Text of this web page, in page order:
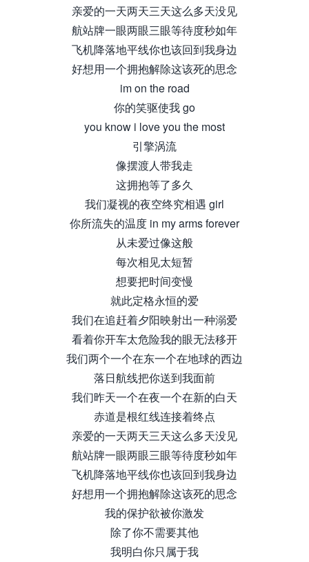
亲爱的一天两天三天这么多天没见
航站牌一眼两眼三眼等待度秒如年
飞机降落地平线你也该回到我身边
好想用一个拥抱解除这该死的思念
im on the road
你的笑驱使我 go
you know i love you the most
引擎涡流
像摆渡人带我走
这拥抱等了多久
我们凝视的夜空终究相遇 girl
你所流失的温度 in my arms forever
从未爱过像这般
每次相见太短暂
想要把时间变慢
就此定格永恒的爱
我们在追赶着夕阳映射出一种溺爱
看着你开车太危险我的眼无法移开
我们两个一个在东一个在地球的西边
落日航线把你送到我面前
我们昨天一个在夜一个在新的白天
赤道是根红线连接着终点
亲爱的一天两天三天这么多天没见
航站牌一眼两眼三眼等待度秒如年
飞机降落地平线你也该回到我身边
好想用一个拥抱解除这该死的思念
我的保护欲被你激发
除了你不需要其他
我明白你只属于我